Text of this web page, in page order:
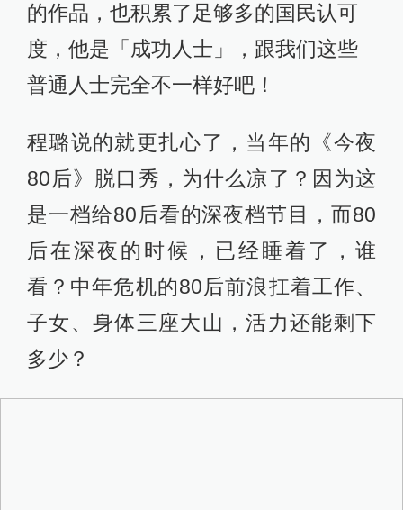
的作品，也积累了足够多的国民认可
度，他是「成功人士」，跟我们这些
普通人士完全不一样好吧！
程璐说的就更扎心了，当年的《今夜
80后》脱口秀，为什么凉了？因为这
是一档给80后看的深夜档节目，而80
后在深夜的时候，已经睡着了，谁
看？中年危机的80后前浪扛着工作、
子女、身体三座大山，活力还能剩下
多少？